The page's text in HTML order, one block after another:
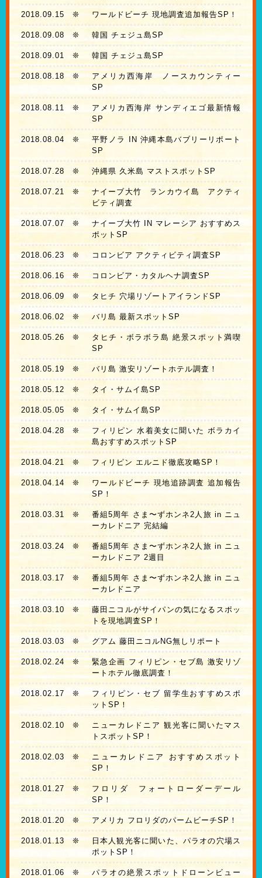
2018.09.15 ❊ ワールドビーチ 現地調査追加報告SP！
2018.09.08 ❊ 韓国 チェジュ島SP
2018.09.01 ❊ 韓国 チェジュ島SP
2018.08.18❊
アメリカ西海岸 ノースカウンティー
SP
2018.08.11 ❊
アメリカ西海岸 サンディエゴ最新情報
SP
2018.08.04❊
平野ノラ IN 沖縄本島バブリーリポート
SP
2018.07.28 ❊ 沖縄県 久米島 マストスポットSP
2018.07.21 ❊
ナイーブ大竹 ランカウイ島 アクティ
ビティ調査
2018.07.07 ❊
ナイーブ大竹 IN マレーシア おすすめス
ポットSP
2018.06.23 ❊ コロンビア アクティビティ調査SP
2018.06.16❊ コロンビア・カタルヘナ調査SP
2018.06.09 ❊ タヒチ 穴場リゾートアイランドSP
2018.06.02 ❊ バリ島 最新スポットSP
2018.05.26 ❊
タヒチ・ボラボラ島 絶景スポット満喫
SP
2018.05.19 ❊ バリ島 激安リゾートホテル調査！
2018.05.12 ❊ タイ・サムイ島SP
2018.05.05 ❊ タイ・サムイ島SP
2018.04.28 ❊
フィリピン 水着美女に聞いた ボラカイ
島おすすめスポットSP
2018.04.21 ❊ フィリピン エルニド徹底攻略SP！
2018.04.14 ❊
ワールドビーチ 現地追跡調査 追加報告
SP！
2018.03.31 ❊
番組5周年 さま〜ずホンネ2人旅 in ニュ
ーカレドニア 完結編
2018.03.24 ❊
番組5周年 さま〜ずホンネ2人旅 in ニュ
ーカレドニア 2週目
2018.03.17 ❊
番組5周年 さま〜ずホンネ2人旅 in ニュ
ーカレドニア
2018.03.10 ❊
藤田ニコルがサイパンの気になるスポッ
トを現地調査SP！
2018.03.03❊ グアム 藤田ニコルNG無しリポート
2018.02.24❊
緊急企画 フィリピン・セブ島 激安リゾ
ートホテル徹底調査！
2018.02.17 ❊
フィリピン・セブ 留学生おすすめスポ
ットSP！
2018.02.10 ❊
ニューカレドニア 観光客に聞いたマス
トスポットSP！
2018.02.03 ❊
ニューカレドニア おすすめスポット
SP！
2018.01.27 ❊
フロリダ フォートローダーデール
SP！
2018.01.20 ❊ アメリカ フロリダのパームビーチSP！
2018.01.13❊
日本人観光客に聞いた、パラオの穴場ス
ポットSP！
2018.01.06 ❊
パラオの絶景スポットドローンビュー